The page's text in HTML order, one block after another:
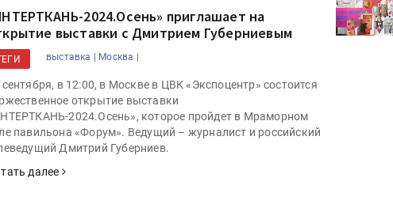
2024.Осень» приглашает на
выставки с Дмитрием Губерниевым
выставка | Москва |
сентября, в 12:00, в Москве в ЦВК «Экспоцентр» состоится
открытие выставки
2024.Осень», которое пройдет в Мраморном
павильона «Форум». Ведущий – журналист и российский
Дмитрий Губерниев.
далее
решениями для брендов